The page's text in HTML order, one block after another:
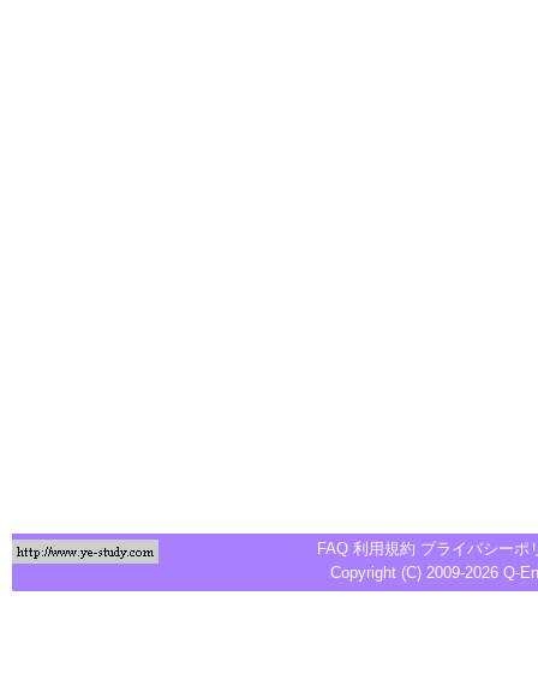
FAQ 利用規約 プライバシーポ
Copyright (C) 2009-2026 Q-